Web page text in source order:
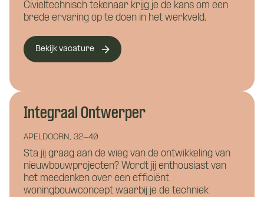
Civieltechnisch tekenaar krijg je de kans om een
brede ervaring op te doen in het werkveld.
Bekijk vacature
Integraal Ontwerper
APELDOORN, 32-40
Sta jij graag aan de wieg van de ontwikkeling van
nieuwbouwprojecten? Wordt jij enthousiast van
het meedenken over een efficiënt
woningbouwconcept waarbij je de techniek
Wie ben je?
Wat is je telefoonnummer?*